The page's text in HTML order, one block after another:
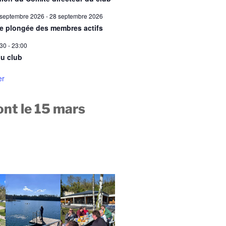
2026 -28 septembre 2026
plongée des membres actifs
-23:00
club
le 15 mars